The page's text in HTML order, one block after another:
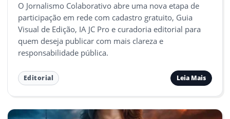
O Jornalismo Colaborativo abre uma nova etapa de
participação em rede com cadastro gratuito, Guia
Visual de Edição, IA JC Pro e curadoria editorial para
quem deseja publicar com mais clareza e
responsabilidade pública.
Editorial Leia Mais